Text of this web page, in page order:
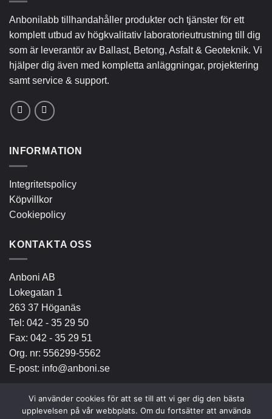
Anbonilabb tillhandahåller produkter och tjänster för ett
komplett utbud av högkvalitativ laboratorieutrustning till dig
som är leverantör av Ballast, Betong, Asfalt & Geoteknik. Vi
hjälper dig även med kompletta anläggningar, projektering
samt service & support.
INFORMATION
Integritetspolicy
Köpvillkor
Cookiepolicy
KONTAKTA OSS
Anboni AB
Lokegatan 1
263 37 Höganäs
Tel: 042 - 35 29 50
Fax: 042 - 35 29 51
Org. nr: 556299-5562
E-post: info@anboni.se
Vi använder cookies för att se till att vi ger dig den bästa
upplevelsen på vår webbplats. Om du fortsätter att använda